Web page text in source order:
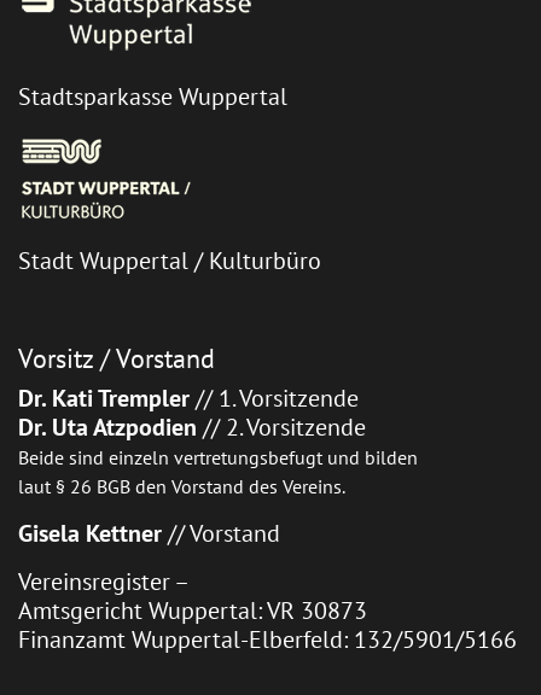
Stadtsparkasse Wuppertal
Stadt Wuppertal / Kulturbüro
Vorsitz / Vorstand
Dr. Kati Trempler// 1. Vorsitzende
Dr. Uta Atzpodien // 2. Vorsitzende
Beide sind einzeln vertretungsbefugt und bilden
laut § 26 BGB den Vorstand des Vereins.
Gisela Kettner// Vorstand
Vereinsregister –
Amtsgericht Wuppertal: VR 30873
Finanzamt Wuppertal-Elberfeld: 132/5901/5166